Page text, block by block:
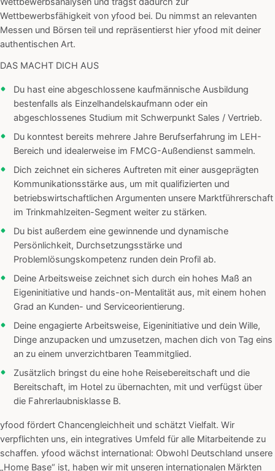
Wettbewerbsfähigkeit von yfood bei. Du nimmst an relevanten
Messen und Börsen teil und repräsentierst hier yfood mit deiner
authentischen Art.
DAS MACHT DICH AUS
Du hast eine abgeschlossene kaufmännische Ausbildung
bestenfalls als Einzelhandelskaufmann oder ein
abgeschlossenes Studium mit Schwerpunkt Sales / Vertrieb.
Du konntest bereits mehrere Jahre Berufserfahrung im LEH-
Bereich und idealerweise im FMCG-Außendienst sammeln.
Dich zeichnet ein sicheres Auftreten mit einer ausgeprägten
Kommunikationsstärke aus, um mit qualifizierten und
betriebswirtschaftlichen Argumenten unsere Marktführerschaft
im Trinkmahlzeiten-Segment weiter zu stärken.
Du bist außerdem eine gewinnende und dynamische
Persönlichkeit, Durchsetzungsstärke und
Problemlösungskompetenz runden dein Profil ab.
Deine Arbeitsweise zeichnet sich durch ein hohes Maß an
Eigeninitiative und hands-on-Mentalität aus, mit einem hohen
Grad an Kunden- und Serviceorientierung.
Deine engagierte Arbeitsweise, Eigeninitiative und dein Wille,
Dinge anzupacken und umzusetzen, machen dich von Tag eins
an zu einem unverzichtbaren Teammitglied.
Zusätzlich bringst du eine hohe Reisebereitschaft und die
Bereitschaft, im Hotel zu übernachten, mit und verfügst über
die Fahrerlaubnisklasse B.
yfood fördert Chancengleichheit und schätzt Vielfalt. Wir
verpflichten uns, ein integratives Umfeld für alle Mitarbeitende zu
schaffen. yfood wächst international: Obwohl Deutschland unsere
„Home Base“ ist, haben wir mit unseren internationalen Märkten